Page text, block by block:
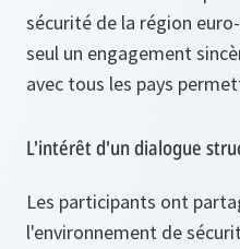
sécurité de la région
seul un engagement
avec tous les pays
L'intérêt d'un dialogue
Les participants ont
l'environnement de